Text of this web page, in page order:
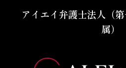
アイエイ弁護士法人（
属）